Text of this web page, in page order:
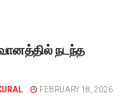
வானத்தில் நடந்த
FEBRUARY 18, 2026